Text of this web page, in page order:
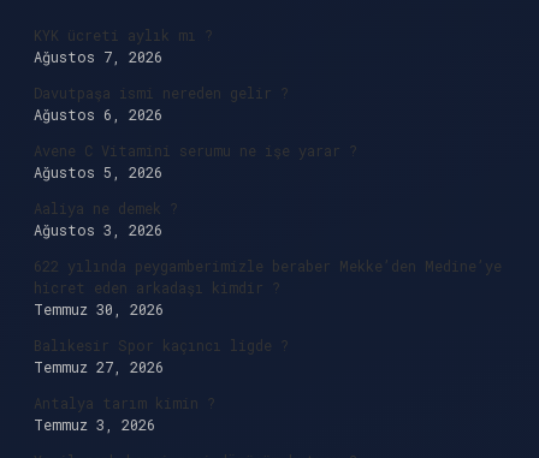
KYK ücreti aylık mı ?
Ağustos 7, 2026
Davutpaşa ismi nereden gelir ?
Ağustos 6, 2026
Avene C Vitamini serumu ne işe yarar ?
Ağustos 5, 2026
Aaliya ne demek ?
Ağustos 3, 2026
622 yılında peygamberimizle beraber Mekke’den Medine’ye
hicret eden arkadaşı kimdir ?
Temmuz 30, 2026
Balıkesir Spor kaçıncı ligde ?
Temmuz 27, 2026
Antalya tarım kimin ?
Temmuz 3, 2026